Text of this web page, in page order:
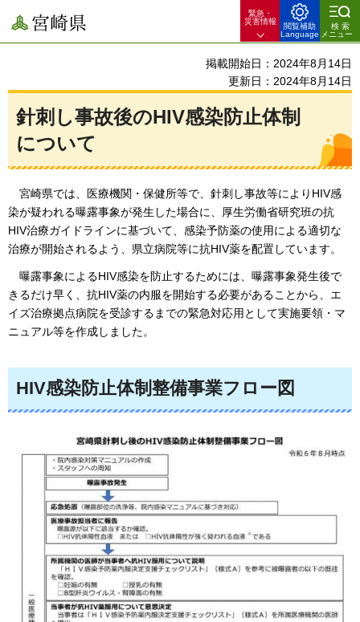
宮崎県
緊急・
災害情報
閲覧補助
Language
検索
メニュー
掲載開始日：2024年8月14日
更新日：2024年8月14日
針刺し事故後のHIV感染防止体制
について
宮崎県では 、医療機関・保健所等で、針刺し事故等によりHIV感
染が疑われる曝露事象が発生した場合に、厚生労働省研究班の抗
HIV治療ガイドラインに基づいて、感染予防薬の使用による適切な
治療が開始されるよう、県立病院等に抗HIV薬を配置しています。
曝露事象によるHIV感染を防止するためには、曝露事象発生後で
きるだけ早く、抗HIV薬の内服を開始する必要があることから、エ
イズ治療拠点病院を受診するまでの緊急対応用として実施要領・マ
ニュアル等を作成しました。
HIV感染防止体制整備事業フロー図